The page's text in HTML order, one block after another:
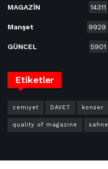
MAGAZİN 14311
Manşet 9929
GÜNCEL 5901
Etiketler
cemiyet DAVET konser
quality of magazine sahne